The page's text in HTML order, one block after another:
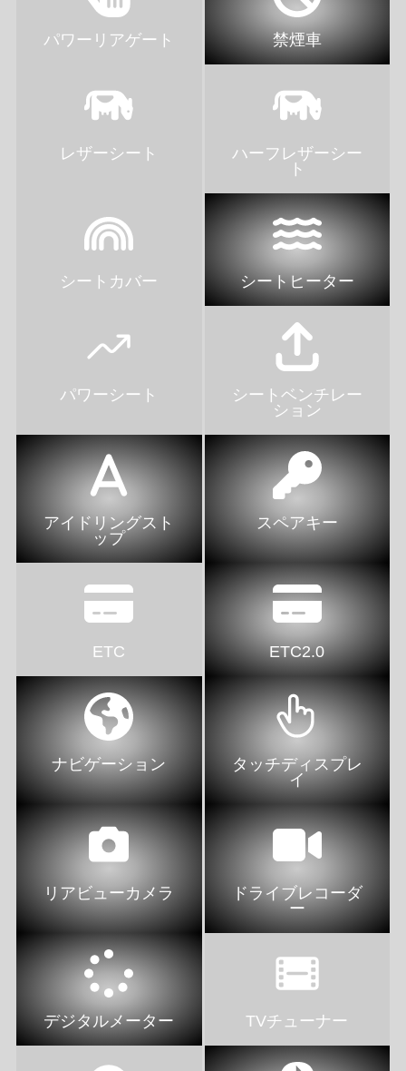
パワーリアゲート 禁煙車
レザーシート
ハーフレザーシー
ト
シートカバー シートヒーター
パワーシート
シートベンチレー
ション
アイドリングスト
ップ
スペアキー
ETC ETC2.0
ナビゲーション
タッチディスプレ
イ
リアビューカメラ
ドライブレコーダ
ー
デジタルメーター TVチューナー